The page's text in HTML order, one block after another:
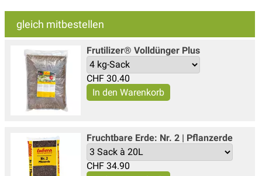
gleich mitbestellen
Frutilizer® Volldünger Plus
CHF 30.40
Fruchtbare Erde: Nr. 2 | Pflanzerde
CHF 34.90